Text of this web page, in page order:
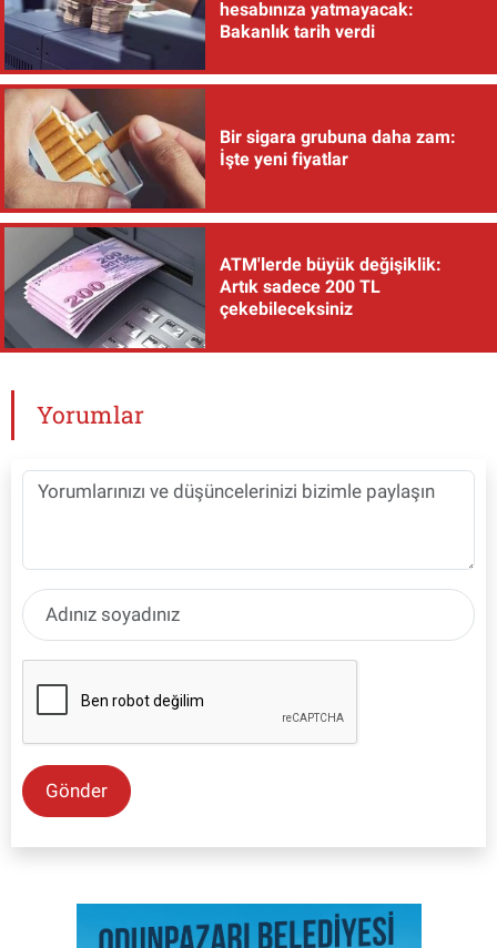
hesabınıza yatmayacak:
Bakanlık tarih verdi
Bir sigara grubuna daha zam:
İşte yeni fiyatlar
ATM'lerde büyük değişiklik:
Artık sadece 200 TL
çekebileceksiniz
Yorumlar
Gönder